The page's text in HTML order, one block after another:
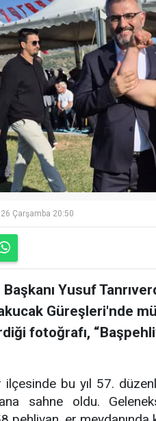
Çarşamba 20:50
Yusuf
Güreşleri'nde
fotoğrafı,
ilçesinde bu yıl 57.
sahne oldu.